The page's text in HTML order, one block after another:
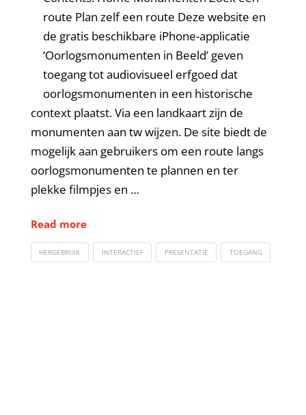
route Plan zelf een route Deze website en
de gratis beschikbare iPhone-applicatie
‘Oorlogsmonumenten in Beeld’ geven
toegang tot audiovisueel erfgoed dat
oorlogsmonumenten in een historische
context plaatst. Via een landkaart zijn de
monumenten aan tw wijzen. De site biedt de
mogelijk aan gebruikers om een route langs
oorlogsmonumenten te plannen en ter
plekke filmpjes en …
Read more
HERGEBRUIK INTERACTIEF PRESENTATIE TOEGANG